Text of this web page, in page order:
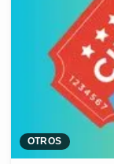
OTROS